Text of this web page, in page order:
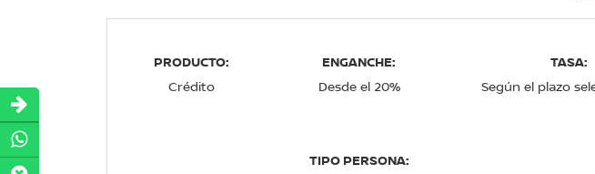
PRODUCTO:
Crédito
ENGANCHE:
Desde el 20%
TASA:
Según el plazo
TIPO PERSONA: